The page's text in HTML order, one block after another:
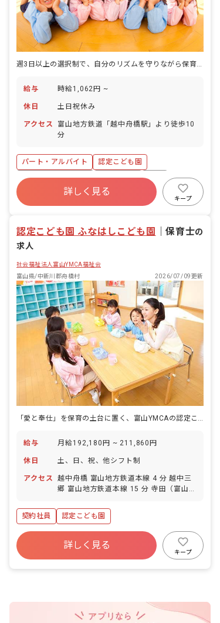
週3日以上の選択制で、自分のリズムを守りながら保育に向き合える。
給与 時給1,062円 ~
休日 土日祝休み
アクセス
富山地方鉄道「越中舟橋駅」より徒歩10
分
パート・アルバイト
認定こども園
ボーナス・賞与あり
土日祝休み
有給
産休育休制度
社会福祉法人
車通勤可
詳しく見る
キープ
認定こども園 ふなはしこども園 ｜保育士の
求人
社会福祉法人富山YMCA福祉会
富山県/中新川郡舟橋村
2026/07/09更新
「愛と奉仕」を保育の土台に置く、富山YMCAの認定こども園です。
給与 月給192,180円 ~ 211,860円
休日 土、日、祝、他シフト制
アクセス
越中舟橋 富山地方鉄道本線 4 分 越中三
郷 富山地方鉄道本線 15 分 寺田（富山）
山地方鉄道立山線 16 分 越中泉 富山地方
鉄道本線 25 分
契約社員 認定こども園
詳しく見る
キープ